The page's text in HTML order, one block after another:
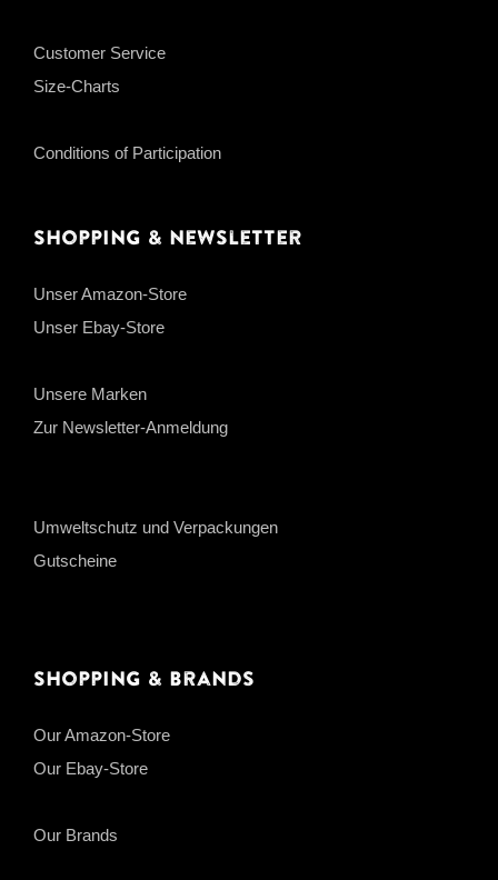
Customer Service
Size-Charts
Conditions of Participation
Shopping & Newsletter
Unser Amazon-Store
Unser Ebay-Store
Unsere Marken
Zur Newsletter-Anmeldung
Umweltschutz und Verpackungen
Gutscheine
Shopping & Brands
Our Amazon-Store
Our Ebay-Store
Our Brands